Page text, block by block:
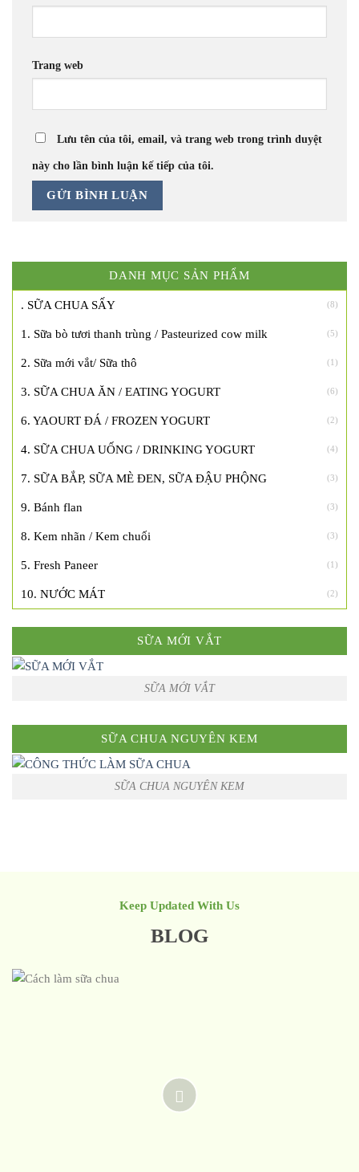
Trang web
Lưu tên của tôi, email, và trang web trong trình duyệt
này cho lần bình luận kế tiếp của tôi.
DANH MỤC SẢN PHẨM
. SỮA CHUA SẤY (8)
1. Sữa bò tươi thanh trùng / Pasteurized cow milk (5)
2. Sữa mới vắt/ Sữa thô (1)
3. SỮA CHUA ĂN / EATING YOGURT (6)
6. YAOURT ĐÁ / FROZEN YOGURT (2)
4. SỮA CHUA UỐNG / DRINKING YOGURT (4)
7. SỮA BẮP, SỮA MÈ ĐEN, SỮA ĐẬU PHỘNG (3)
9. Bánh flan (3)
8. Kem nhãn / Kem chuối (3)
5. Fresh Paneer (1)
10. NƯỚC MÁT (2)
SỮA MỚI VẮT
SỮA MỚI VẮT
SỮA CHUA NGUYÊN KEM
SỮA CHUA NGUYÊN KEM
Keep Updated With Us
BLOG